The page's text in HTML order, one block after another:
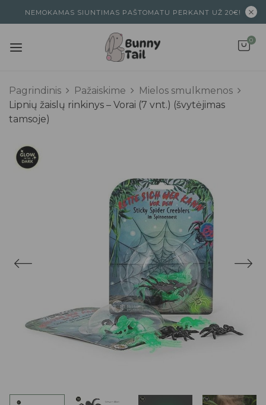
NEMOKAMAS SIUNTIMAS PAŠTOMATU PERKANT UŽ 20€!
0
Pagrindinis Pažaiskime
Mielos smulkmenos
Lipnių žaislų rinkinys – Vorai (7 vnt.) (švytėjimas
tamsoje)